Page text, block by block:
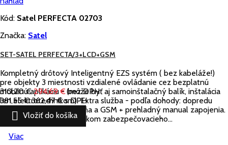
Kód: Satel PERFECTA 02703
Značka: Satel
SET-SATEL PERFECTA/3+LCD+GSM
Kompletný drôtový Inteligentný EZS systém ( bez kabeláže!)
pre objekty 3 miestnosti vzdialené ovládanie cez bezplatnú
mobilnú aplikáciu - (môže byť aj samoinštalačný balík, inštalácia
len elektrotechnikom). Extra služba - podľa dohody: dopredu
naprogramovaná ústredňa a GSM + prehladný manual zapojenia.
Ústredňa je hlavným prvkom zabezpečovacieho...
310,20 € 294,69 € bez DPH
381,55 € 362,47 € s DPH
 Vložiť do košíka
Viac